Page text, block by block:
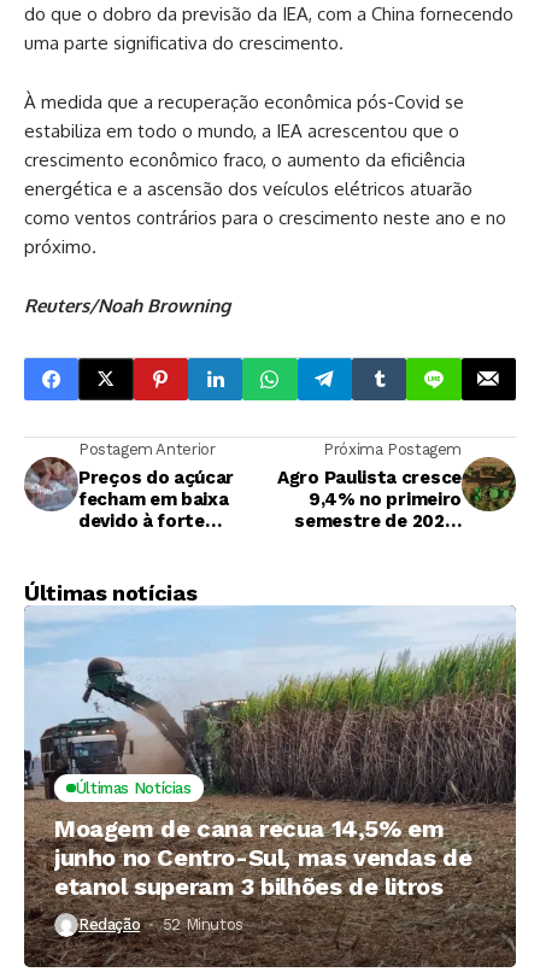
do que o dobro da previsão da IEA, com a China fornecendo
uma parte significativa do crescimento.
À medida que a recuperação econômica pós-Covid se
estabiliza em todo o mundo, a IEA acrescentou que o
crescimento econômico fraco, o aumento da eficiência
energética e a ascensão dos veículos elétricos atuarão
como ventos contrários para o crescimento neste ano e no
próximo.
Reuters/Noah Browning
Postagem Anterior
Preços do açúcar
fecham em baixa
devido à forte
Próxima Postagem
Agro Paulista cresce
9,4% no primeiro
semestre de 2024,
Últimas notícias
Últimas Notícias
Moagem de cana recua 14,5% em
junho no Centro-Sul, mas vendas de
etanol superam 3 bilhões de litros
Redação 52 Minutos ⁮